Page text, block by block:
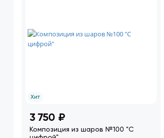
Хит
3 750 ₽
Композиция из шаров №100 "С